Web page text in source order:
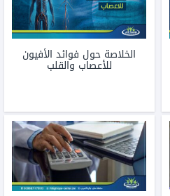
الخلاصة حول فوائد الأفيون
للأعصاب والقلب